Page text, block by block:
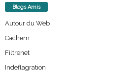
Blogs Amis
Autour du Web
Cachem
Filtrenet
Indeflagration